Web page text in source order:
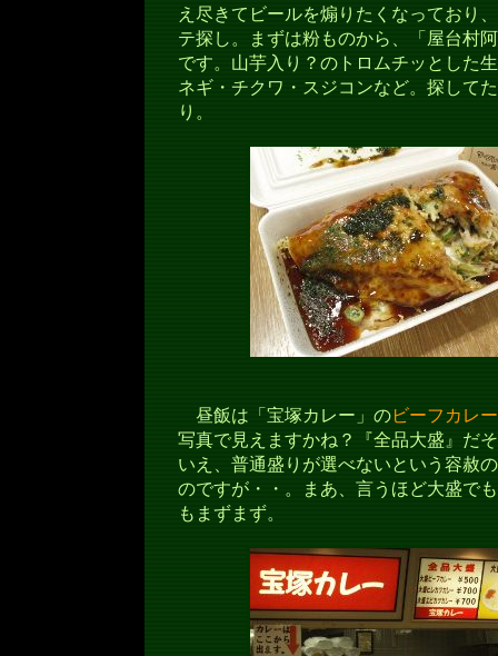
え尽きてビールを煽りたくなっており
テ探し。まずは粉ものから、「屋台村
です。山芋入り？のトロムチッとした
ネギ・チクワ・スジコンなど。探して
り。
昼飯は「宝塚カレー」のビーフカレー
写真で見えますかね？『全品大盛』だ
いえ、普通盛りが選べないという容赦
のですが・・。まあ、言うほど大盛で
もまずまず。